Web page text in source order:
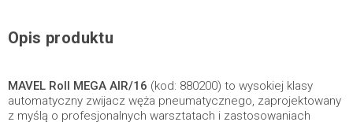
Opis produktu
MAVEL Roll MEGA AIR/16 (kod: 880200) to wysokiej klasy
automatyczny zwijacz węża pneumatycznego, zaprojektowany
z myślą o profesjonalnych warsztatach i zastosowaniach